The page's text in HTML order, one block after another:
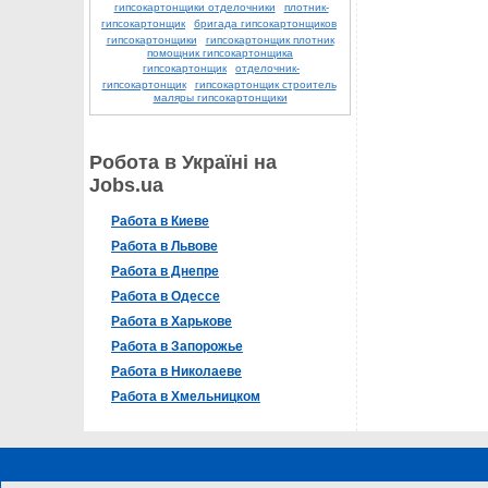
гипсокартонщики отделочники
плотник-
гипсокартонщик
бригада гипсокартонщиков
гипсокартонщики
гипсокартонщик плотник
помощник гипсокартонщика
гипсокартонщик
отделочник-
гипсокартонщик
гипсокартонщик строитель
маляры гипсокартонщики
Робота в Україні на
Jobs.ua
Работа в Киеве
Работа в Львове
Работа в Днепре
Работа в Одессе
Работа в Харькове
Работа в Запорожье
Работа в Николаеве
Работа в Хмельницком